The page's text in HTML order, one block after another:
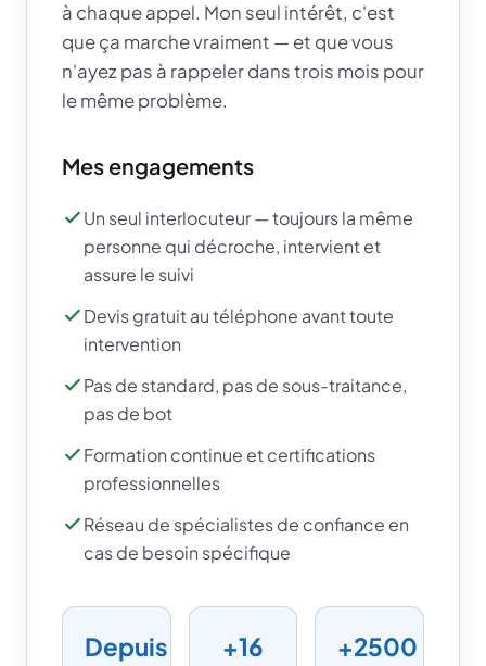
à chaque appel. Mon seul intérêt, c'est
que ça marche vraiment — et que vous
n'ayez pas à rappeler dans trois mois pour
le même problème.
Mes engagements
Un seul interlocuteur — toujours la même
personne qui décroche, intervient et
assure le suivi
Devis gratuit au téléphone avant toute
intervention
Pas de standard, pas de sous-traitance,
pas de bot
Formation continue et certifications
professionnelles
Réseau de spécialistes de confiance en
cas de besoin spécifique
Depuis
+16
+2500